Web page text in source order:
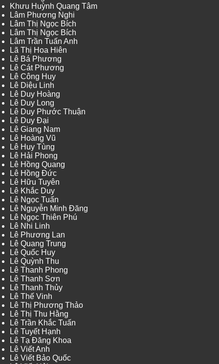
Khưu Huỳnh Quang Tâm
Lâm Phương Nghi
Lâm Thị Ngọc Bích
Lâm Thị Ngọc Bích
Lâm Trần Tuấn Anh
Lã Thị Hoa Hiên
Lê Bá Phương
Lê Cát Phương
Lê Công Huy
Lê Diệu Linh
Lê Duy Hoàng
Lê Duy Long
Lê Duy Phước Thuận
Lê Duy Đại
Lê Giang Nam
Lê Hoàng Vũ
Lê Huy Tùng
Lê Hải Phong
Lê Hồng Quang
Lê Hồng Đức
Lê Hữu Tuyên
Lê Khắc Duy
Lê Ngọc Tuấn
Lê Nguyễn Minh Đăng
Lê Ngọc Thiên Phú
Lê Nhi Linh
Lê Phương Lan
Lê Quang Trung
Lê Quốc Huy
Lê Quỳnh Thu
Lê Thanh Phong
Lê Thanh Sơn
Lê Thanh Thủy
Lê Thế Vinh
Lê Thị Phương Thảo
Lê Thị Thu Hằng
Lê Trần Khắc Tuấn
Lê Tuyết Hạnh
Lê Tạ Đăng Khoa
Lê Viết Anh
Lê Viết Bảo Quốc